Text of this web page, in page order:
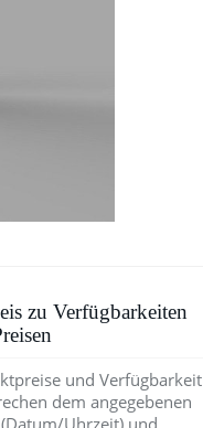
zu Verfügbarkeiten
und Verfügbarkeit
dem angegebenen